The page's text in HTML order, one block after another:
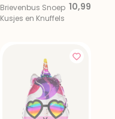
Brievenbus Snoep
Kusjes en Knuffels
10,99